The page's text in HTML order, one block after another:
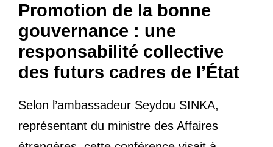
Promotion de la bonne
gouvernance : une
responsabilité collective
des futurs cadres de l’État
Selon l’ambassadeur Seydou SINKA,
représentant du ministre des Affaires